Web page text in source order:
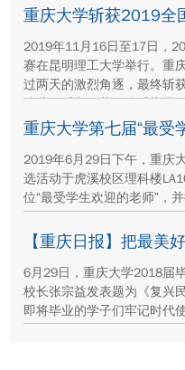
演绎，现场观看师生达1300
2019年11月16日至17日，
赛在昆明理工大学举行。重
过两天的激烈角逐，最终斩
院董正爱老师获评优秀指导
辩手。
2019年6月29日下午，重庆
选活动于虎溪校区理科楼
位“最受学生欢迎的老师”，
【重庆日报】把最美
6月29日，重庆大学2018届
校长张宗益发表题为《复兴
即将毕业的学子们牢记时代